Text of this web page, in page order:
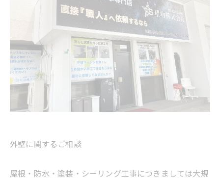
外壁に関するご相談
屋根・防水・塗装・シーリング工事につきましては大規